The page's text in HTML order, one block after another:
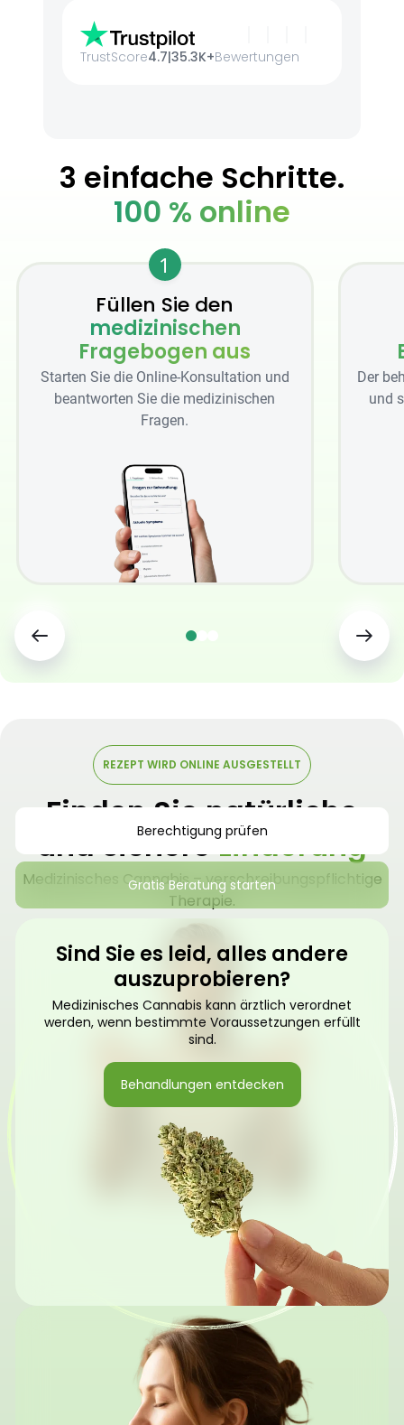
TrustScore4.7|35.3K+Bewertungen
3 einfache Schritte.
100 % online
1
Füllen Sie den
medizinischen
Fragebogen aus
Starten Sie die Online-Konsultation und
beantworten Sie die medizinischen
Fragen.
Der
und
REZEPT WIRD ONLINE AUSGESTELLT
Finden Sie natürliche
und sichereLinderung
Medizinisches Cannabis – verschreibungspflichtige
Therapie.
Berechtigung prüfen
Gratis Beratung starten
Sind Sie es leid, alles andere
auszuprobieren?
Medizinisches Cannabis kann ärztlich verordnet
werden, wenn bestimmte Voraussetzungen erfüllt
sind.
Behandlungen entdecken